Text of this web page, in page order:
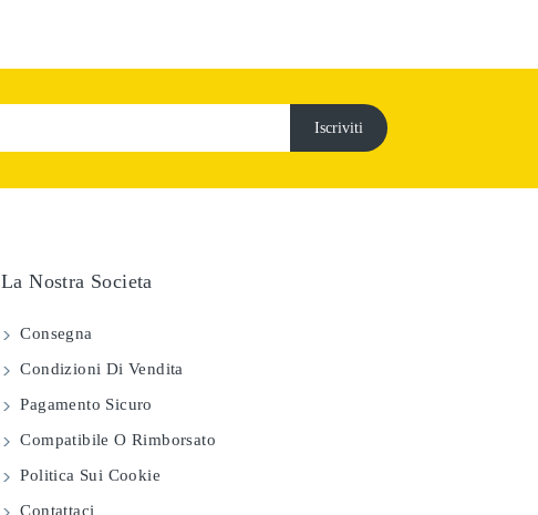
La Nostra Societa
Consegna
Condizioni Di Vendita
Pagamento Sicuro
Compatibile O Rimborsato
Politica Sui Cookie
Contattaci